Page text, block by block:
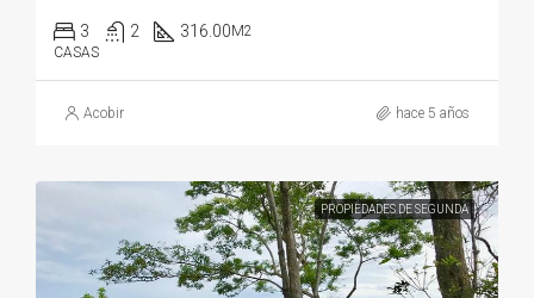
3 2 316.00M2
CASAS
Acobir hace 5 años
PROPIEDADES DE SEGUNDA